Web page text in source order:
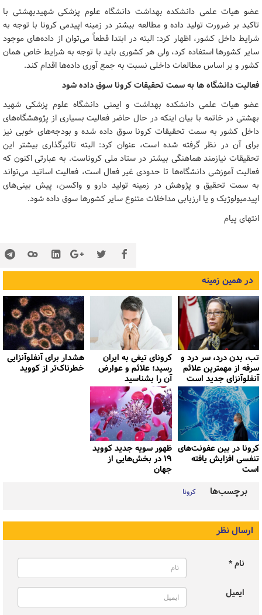
عضو هیات علمی دانشکده بهداشت دانشگاه علوم پزشکی شهیدبهشتی با
تاکید بر ضرورت تولید داده و مطالعه بیشتر در زمینه اپیدمی کرونا با توجه به
شرایط داخل کشور، اظهار کرد: البته در ابتدا قطعاً می‌توان از داده‌های موجود
سایر کشورها استفاده کرد، ولی هر کشوری باید با توجه به شرایط خاص همان
کشور و بر اساس مطالعات داخلی نسبت به جمع آوری داده‌ها اقدام کند.
فعالیت دانشگاه ها به سمت تحقیقات کرونا سوق داده شود
عضو هیات علمی دانشکده بهداشت و ایمنی دانشگاه علوم پزشکی شهید
بهشتی در خاتمه با بیان اینکه در حال حاضر فعالیت بسیاری از پژوهشگاه‌های
داخل کشور به سمت تحقیقات کرونا سوق داده شده و بودجه‌های خوبی نیز
برای آن در نظر گرفته شده است، عنوان کرد: البته تاثیرگذاری بیشتر این
تحقیقات نیازمند هماهنگی بیشتر در ستاد ملی کروناست. به عبارتی اکنون که
فعالیت آموزشی دانشگاه‌ها تا حدودی غیر فعال است، فعالیت اساتید می‌تواند
به سمت تحقیق و پژوهش در زمینه تولید دارو و واکسن، پیش بینی‌های
اپیدمیولوژیک و یا ارزیابی مداخلات متنوع سایر کشورها سوق داده شود.
انتهای پیام
در همین زمینه
تب، بدن درد، سر درد و
سرفه از مهمترین علائم
آنفلوآنزای جدید است
کرونای تیغی به ایران
رسید؛ علائم و عوارض
آن را بشناسید
هشدار برای آنفلوآنزایی
خطرناک‌تر از کووید
کرونا در بین عفونت‌های
تنفسی افزایش یافته
است
ظهور سویه جدید کووید
۱۹ در بخش‌هایی از
جهان
برچسب‌ها کرونا
ارسال نظر
نام *
ایمیل